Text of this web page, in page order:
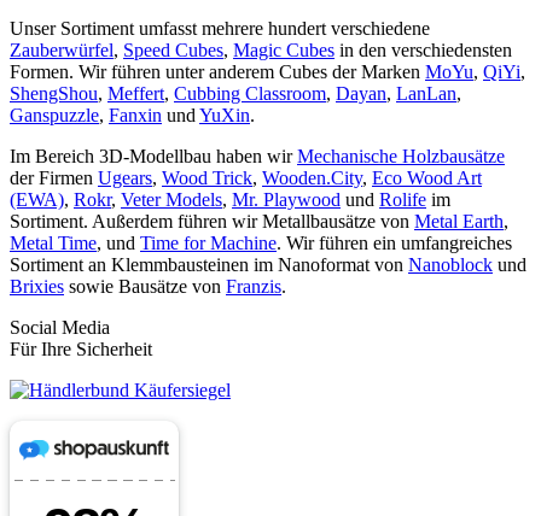
Unser Sortiment umfasst mehrere hundert verschiedene
Zauberwürfel, Speed Cubes, Magic Cubes in den verschiedensten
Formen. Wir führen unter anderem Cubes der Marken MoYu, QiYi,
ShengShou, Meffert, Cubbing Classroom, Dayan, LanLan,
Ganspuzzle, Fanxin und YuXin.
Im Bereich 3D-Modellbau haben wirMechanische Holzbausätze
der Firmen Ugears, Wood Trick, Wooden.City, Eco Wood Art
(EWA), Rokr, Veter Models, Mr. Playwood und Rolife im
Sortiment. Außerdem führen wir Metallbausätze von Metal Earth,
Metal Time, und Time for Machine. Wir führen ein umfangreiches
Sortiment an Klemmbausteinen im Nanoformat von Nanoblock und
Brixies sowie Bausätze von Franzis.
Social Media
Für Ihre Sicherheit